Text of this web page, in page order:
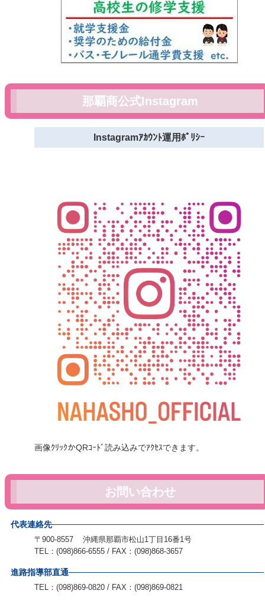
那覇商公式Instagram
Instagramｱｶｳﾝﾄ運用ﾎﾟﾘｼｰ
画像ｸﾘｯｸかQRｺｰﾄﾞ読み込みでｱｸｾｽできます。
お問い合わせ
代表連絡先
〒900-8557 沖縄県那覇市松山1丁目16番1号
TEL：(098)866-6555 / FAX：(098)868-3657
進路指導部直通
TEL：(098)869-0820 / FAX：(098)869-0821